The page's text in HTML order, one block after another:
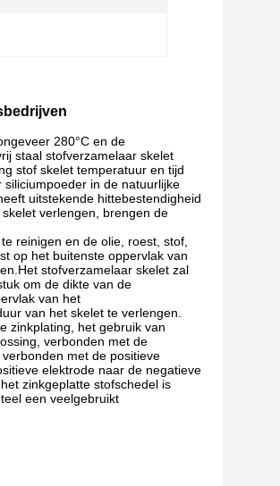
280°C en de
staal stofverzamelaar skelet
stof skelet temperatuur en tijd
in de natuurlijke
uitstekende hittebestendigheid
verlengen, brengen de
reinigen en de olie, roest, stof,
op het buitenste oppervlak van
stofverzamelaar skelet zal
om de dikte van de
van het
van het skelet te verlengen.
zinkplating, het gebruik van
verbonden met de
met de positieve
elektrode naar de negatieve
zinkgeplatte stofschedel is
een veelgebruikt